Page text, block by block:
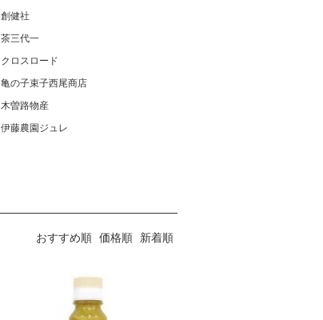
創健社
茶三代一
クロスロード
亀の子束子西尾商店
木曽路物産
伊藤農園ジュレ
おすすめ順 価格順 新着順